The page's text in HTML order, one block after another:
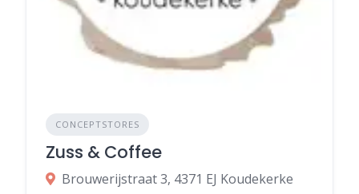
CONCEPTSTORES
Zuss & Coffee
Brouwerijstraat 3, 4371 EJ Koudekerke